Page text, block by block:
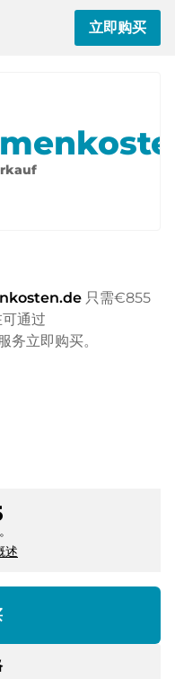
立即购买
只需€855
通过
立即购买。
述